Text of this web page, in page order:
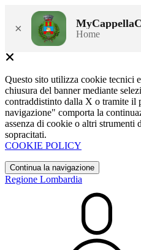
× Home
Questo sito utilizza cookie tecnici
chiusura del banner mediante
contraddistinto dalla X o tramite il
navigazione" comporta la
assenza di cookie o altri strumenti
sopracitati.
COOKIE POLICY
Continua la navigazione
Regione Lombardia